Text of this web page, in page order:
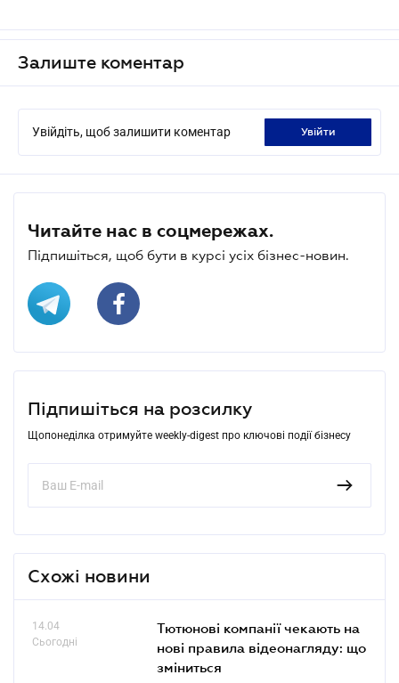
Залиште коментар
Увійдіть, щоб залишити коментар увійти
Читайте нас в соцмережах.
Підпишіться, щоб бути в курсі усіх бізнес-новин.
Підпишіться на розсилку
Щопонеділка отримуйте weekly-digest про ключові події бізнесу
Схожі новини
14.04
Сьогодні
Тютюнові компанії чекають на
нові правила відеонагляду: що
зміниться